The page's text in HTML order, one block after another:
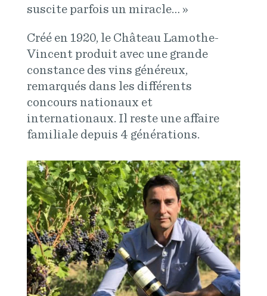
suscite parfois un miracle… »
Créé en 1920, le Château Lamothe-
Vincent produit avec une grande
constance des vins généreux,
remarqués dans les différents
concours nationaux et
internationaux. Il reste une affaire
familiale depuis 4 générations.